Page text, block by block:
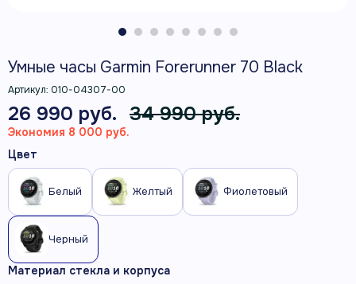
Умные часы Garmin Forerunner 70 Black
Артикул: 010-04307-00
26 990 руб. 34 990 руб.
Экономия 8 000 руб.
Цвет
Белый Желтый Фиолетовый
Черный
Материал стекла и корпуса